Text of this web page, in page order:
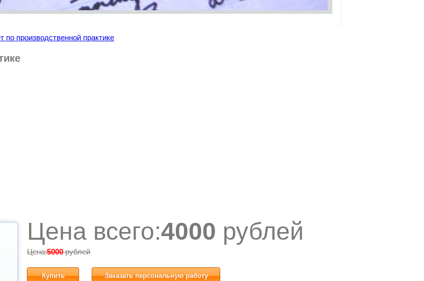
по производственной практике
Цена всего:4000 рублей
Цена:5000рублей
Купить Заказать персональную работу